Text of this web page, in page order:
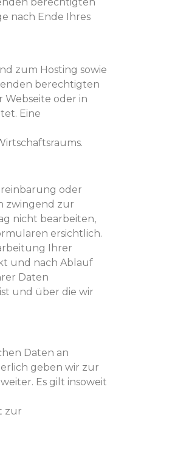
berechtigten
nach Ende Ihres
zum Hosting sowie
berechtigten
Webseite oder in
Eine
oder
zwingend zur
nicht bearbeiten,
ersichtlich.
Ihrer
und nach Ablauf
Daten
und über die wir
Daten an
geben wir zur
Es gilt insoweit
zur